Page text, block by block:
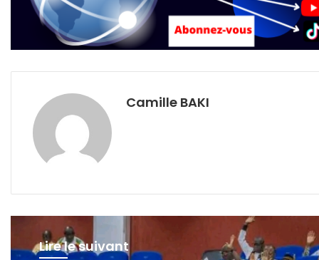
Camille BAKI
Lire le suivant